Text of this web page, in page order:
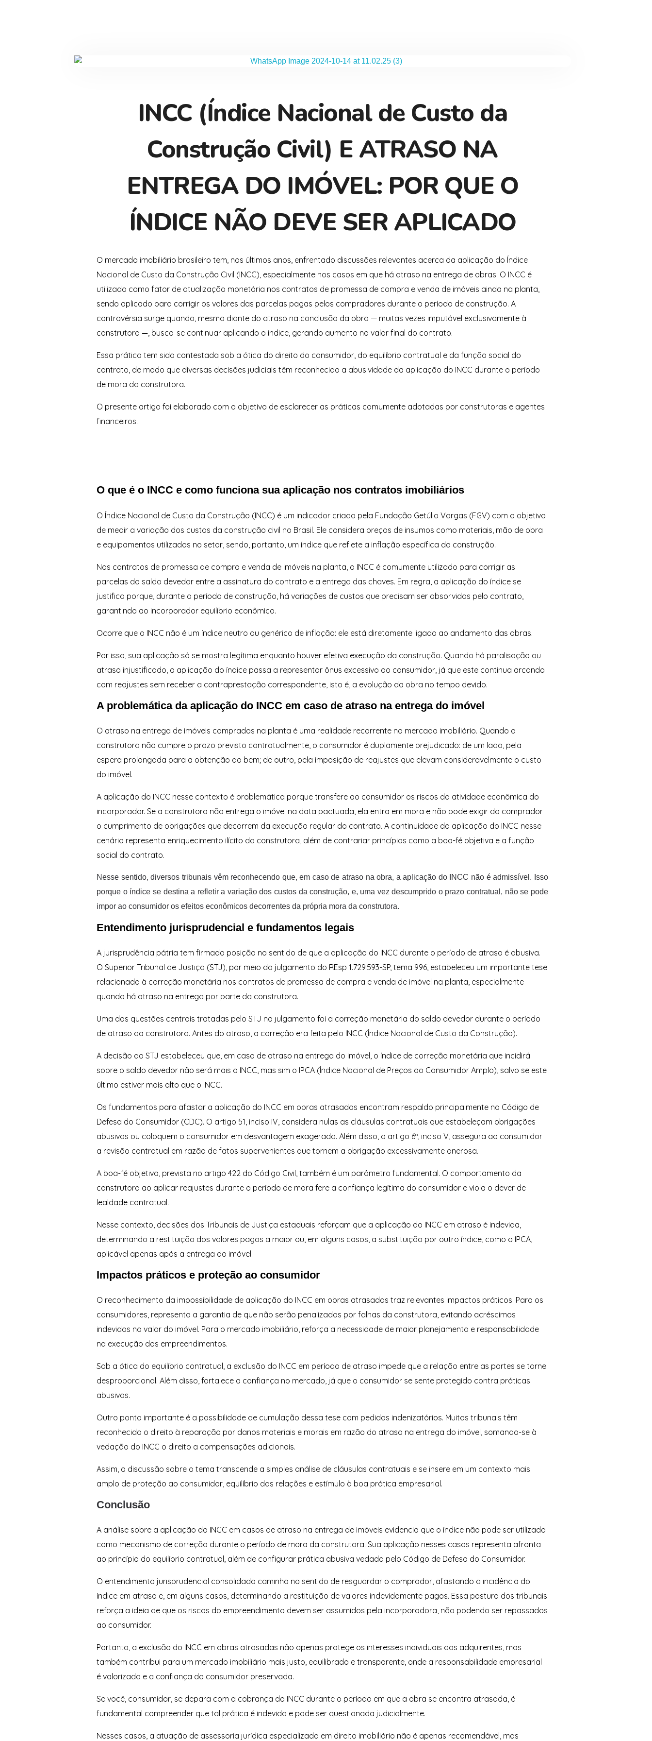
INCC (Índice Nacional de Custo da
Construção Civil) E ATRASO NA
ENTREGA DO IMÓVEL: POR QUE O
ÍNDICE NÃO DEVE SER APLICADO
O mercado imobiliário brasileiro tem, nos últimos anos, enfrentado discussões relevantes acerca da aplicação do Índice
Nacional de Custo da Construção Civil (INCC), especialmente nos casos em que há atraso na entrega de obras. O INCC é
utilizado como fator de atualização monetária nos contratos de promessa de compra e venda de imóveis ainda na planta,
sendo aplicado para corrigir os valores das parcelas pagas pelos compradores durante o período de construção. A
controvérsia surge quando, mesmo diante do atraso na conclusão da obra — muitas vezes imputável exclusivamente à
construtora —, busca-se continuar aplicando o índice, gerando aumento no valor final do contrato.
Essa prática tem sido contestada sob a ótica do direito do consumidor, do equilíbrio contratual e da função social do
contrato, de modo que diversas decisões judiciais têm reconhecido a abusividade da aplicação do INCC durante o período
de mora da construtora.
O presente artigo foi elaborado com o objetivo de esclarecer as práticas comumente adotadas por construtoras e agentes
financeiros.
O que é o INCC e como funciona sua aplicação nos contratos imobiliários
O Índice Nacional de Custo da Construção (INCC) é um indicador criado pela Fundação Getúlio Vargas (FGV) com o objetivo
de medir a variação dos custos da construção civil no Brasil. Ele considera preços de insumos como materiais, mão de obra
e equipamentos utilizados no setor, sendo, portanto, um índice que reflete a inflação específica da construção.
Nos contratos de promessa de compra e venda de imóveis na planta, o INCC é comumente utilizado para corrigir as
parcelas do saldo devedor entre a assinatura do contrato e a entrega das chaves. Em regra, a aplicação do índice se
justifica porque, durante o período de construção, há variações de custos que precisam ser absorvidas pelo contrato,
garantindo ao incorporador equilíbrio econômico.
Ocorre que o INCC não é um índice neutro ou genérico de inflação: ele está diretamente ligado ao andamento das obras.
Por isso, sua aplicação só se mostra legítima enquanto houver efetiva execução da construção. Quando há paralisação ou
atraso injustificado, a aplicação do índice passa a representar ônus excessivo ao consumidor, já que este continua arcando
com reajustes sem receber a contraprestação correspondente, isto é, a evolução da obra no tempo devido.
A problemática da aplicação do INCC em caso de atraso na entrega do imóvel
O atraso na entrega de imóveis comprados na planta é uma realidade recorrente no mercado imobiliário. Quando a
construtora não cumpre o prazo previsto contratualmente, o consumidor é duplamente prejudicado: de um lado, pela
espera prolongada para a obtenção do bem; de outro, pela imposição de reajustes que elevam consideravelmente o custo
do imóvel.
A aplicação do INCC nesse contexto é problemática porque transfere ao consumidor os riscos da atividade econômica do
incorporador. Se a construtora não entrega o imóvel na data pactuada, ela entra em mora e não pode exigir do comprador
o cumprimento de obrigações que decorrem da execução regular do contrato. A continuidade da aplicação do INCC nesse
cenário representa enriquecimento ilícito da construtora, além de contrariar princípios como a boa-fé objetiva e a função
social do contrato.
Nesse sentido, diversos tribunais vêm reconhecendo que, em caso de atraso na obra, a aplicação do INCC não é admissível. Isso
porque o índice se destina a refletir a variação dos custos da construção, e, uma vez descumprido o prazo contratual, não se pode
impor ao consumidor os efeitos econômicos decorrentes da própria mora da construtora.
Entendimento jurisprudencial e fundamentos legais
A jurisprudência pátria tem firmado posição no sentido de que a aplicação do INCC durante o período de atraso é abusiva.
O Superior Tribunal de Justiça (STJ), por meio do julgamento do REsp 1.729.593-SP, tema 996, estabeleceu um importante tese
relacionada à correção monetária nos contratos de promessa de compra e venda de imóvel na planta, especialmente
quando há atraso na entrega por parte da construtora.
Uma das questões centrais tratadas pelo STJ no julgamento foi a correção monetária do saldo devedor durante o período
de atraso da construtora. Antes do atraso, a correção era feita pelo INCC (Índice Nacional de Custo da Construção).
A decisão do STJ estabeleceu que, em caso de atraso na entrega do imóvel, o índice de correção monetária que incidirá
sobre o saldo devedor não será mais o INCC, mas sim o IPCA (Índice Nacional de Preços ao Consumidor Amplo), salvo se este
último estiver mais alto que o INCC.
Os fundamentos para afastar a aplicação do INCC em obras atrasadas encontram respaldo principalmente no Código de
Defesa do Consumidor (CDC). O artigo 51, inciso IV, considera nulas as cláusulas contratuais que estabeleçam obrigações
abusivas ou coloquem o consumidor em desvantagem exagerada. Além disso, o artigo 6º, inciso V, assegura ao consumidor
a revisão contratual em razão de fatos supervenientes que tornem a obrigação excessivamente onerosa.
A boa-fé objetiva, prevista no artigo 422 do Código Civil, também é um parâmetro fundamental. O comportamento da
construtora ao aplicar reajustes durante o período de mora fere a confiança legítima do consumidor e viola o dever de
lealdade contratual.
Nesse contexto, decisões dos Tribunais de Justiça estaduais reforçam que a aplicação do INCC em atraso é indevida,
determinando a restituição dos valores pagos a maior ou, em alguns casos, a substituição por outro índice, como o IPCA,
aplicável apenas após a entrega do imóvel.
Impactos práticos e proteção ao consumidor
O reconhecimento da impossibilidade de aplicação do INCC em obras atrasadas traz relevantes impactos práticos. Para os
consumidores, representa a garantia de que não serão penalizados por falhas da construtora, evitando acréscimos
indevidos no valor do imóvel. Para o mercado imobiliário, reforça a necessidade de maior planejamento e responsabilidade
na execução dos empreendimentos.
Sob a ótica do equilíbrio contratual, a exclusão do INCC em período de atraso impede que a relação entre as partes se torne
desproporcional. Além disso, fortalece a confiança no mercado, já que o consumidor se sente protegido contra práticas
abusivas.
Outro ponto importante é a possibilidade de cumulação dessa tese com pedidos indenizatórios. Muitos tribunais têm
reconhecido o direito à reparação por danos materiais e morais em razão do atraso na entrega do imóvel, somando-se à
vedação do INCC o direito a compensações adicionais.
Assim, a discussão sobre o tema transcende a simples análise de cláusulas contratuais e se insere em um contexto mais
amplo de proteção ao consumidor, equilíbrio das relações e estímulo à boa prática empresarial.
Conclusão
A análise sobre a aplicação do INCC em casos de atraso na entrega de imóveis evidencia que o índice não pode ser utilizado
como mecanismo de correção durante o período de mora da construtora. Sua aplicação nesses casos representa afronta
ao princípio do equilíbrio contratual, além de configurar prática abusiva vedada pelo Código de Defesa do Consumidor.
O entendimento jurisprudencial consolidado caminha no sentido de resguardar o comprador, afastando a incidência do
índice em atraso e, em alguns casos, determinando a restituição de valores indevidamente pagos. Essa postura dos tribunais
reforça a ideia de que os riscos do empreendimento devem ser assumidos pela incorporadora, não podendo ser repassados
ao consumidor.
Portanto, a exclusão do INCC em obras atrasadas não apenas protege os interesses individuais dos adquirentes, mas
também contribui para um mercado imobiliário mais justo, equilibrado e transparente, onde a responsabilidade empresarial
é valorizada e a confiança do consumidor preservada.
Se você, consumidor, se depara com a cobrança do INCC durante o período em que a obra se encontra atrasada, é
fundamental compreender que tal prática é indevida e pode ser questionada judicialmente.
Nesses casos, a atuação de assessoria jurídica especializada em direito imobiliário não é apenas recomendável, mas